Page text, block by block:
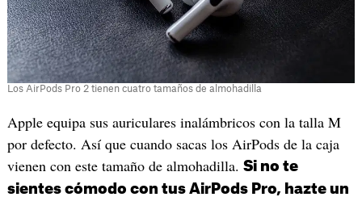
Los AirPods Pro 2 tienen cuatro tamaños de almohadilla
Apple equipa sus auriculares inalámbricos con la talla M
por defecto. Así que cuando sacas los AirPods de la caja
vienen con este tamaño de almohadilla. Si no te
sientes cómodo con tus AirPods Pro, hazte un